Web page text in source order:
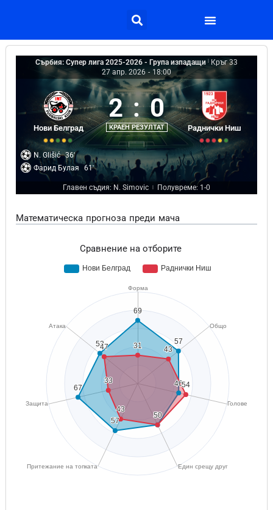
Сърбия: Супер лига 2025-2026 - Група изпадащи
Кръг 33
27 апр. 2026 - 18:00
Нови Белград
2 : 0
КРАЕН РЕЗУЛТАТ Раднички Ниш
N. Glišić 36'
Фарид Булая
61'
Главен съдия: N. Simovic Полувреме: 1-0
Математическа прогноза преди мача
Сравнение на отборите